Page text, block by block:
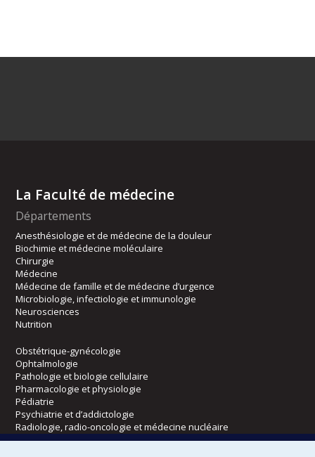
La Faculté de médecine
Départements
Anesthésiologie et de médecine de la douleur
Biochimie et médecine moléculaire
Chirurgie
Médecine
Médecine de famille et de médecine d’urgence
Microbiologie, infectiologie et immunologie
Neurosciences
Nutrition
Obstétrique-gynécologie
Ophtalmologie
Pathologie et biologie cellulaire
Pharmacologie et physiologie
Pédiatrie
Psychiatrie et d’addictologie
Radiologie, radio-oncologie et médecine nucléaire